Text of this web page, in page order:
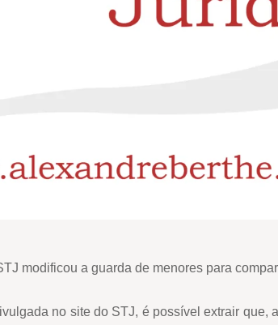
modificou a guarda de menores para
no site do STJ, é possível extrair